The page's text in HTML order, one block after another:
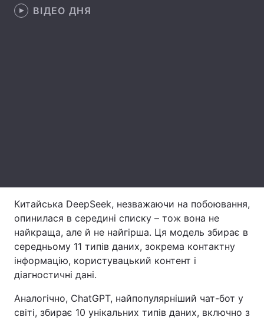
Контакти
ВІДЕО ДНЯ
Китайська DeepSeek, незважаючи на побоювання,
опинилася в середині списку – тож вона не
найкраща, але й не найгірша. Ця модель збирає в
середньому 11 типів даних, зокрема контактну
інформацію, користувацький контент і
діагностичні дані.
Аналогічно, ChatGPT, найпопулярніший чат-бот у
світі, збирає 10 унікальних типів даних, включно з